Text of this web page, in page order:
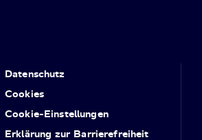
Datenschutz
Cookies
Cookie-Einstellungen
Erklärung zur Barrierefreiheit